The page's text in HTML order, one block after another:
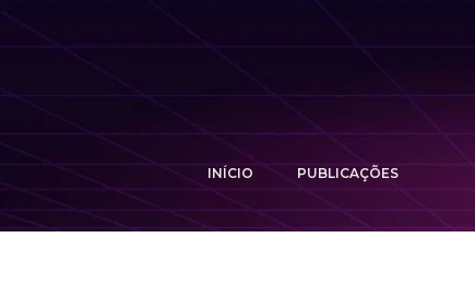
INÍCIO PUBLICAÇÕES